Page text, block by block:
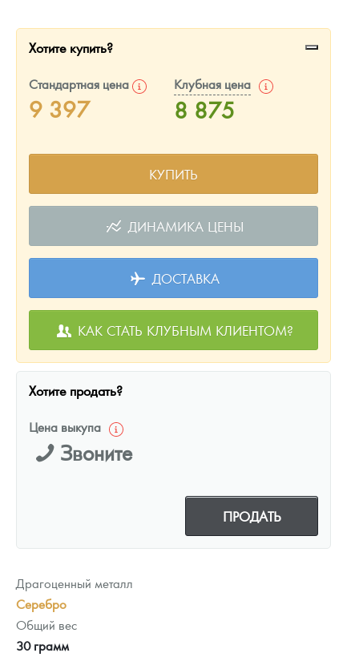
Золотая карманная галерея
Наборы подарочных и коллекционных монет
Монеты и жетоны из недрагоценных металлов
Хотите купить?
Стандартная цена
9 397
Клубная цена
8 875
КУПИТЬ
ДИНАМИКА ЦЕНЫ
ДОСТАВКА
КАК СТАТЬ КЛУБНЫМ КЛИЕНТОМ?
Хотите продать?
Цена выкупа
Звоните
ПРОДАТЬ
Драгоценный металл
Серебро
Общий вес
30 грамм